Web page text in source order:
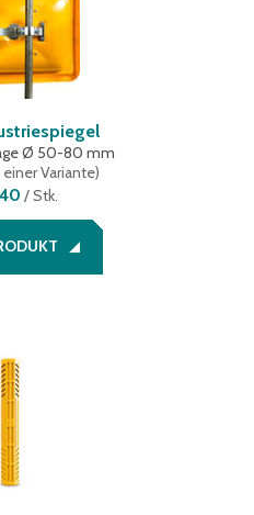
Ø 50-80 mm
Variante)
/Stk.